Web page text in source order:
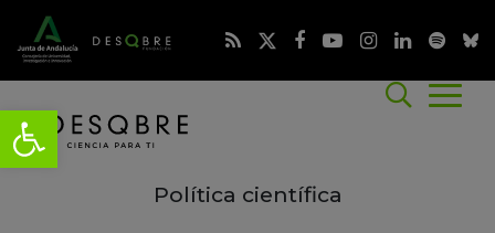
Política científica